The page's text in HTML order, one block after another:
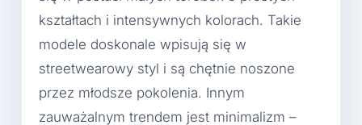
kształtach i intensywnych kolorach. Takie
modele doskonale wpisują się w
streetwearowy styl i są chętnie noszone
przez młodsze pokolenia. Innym
zauważalnym trendem jest minimalizm –